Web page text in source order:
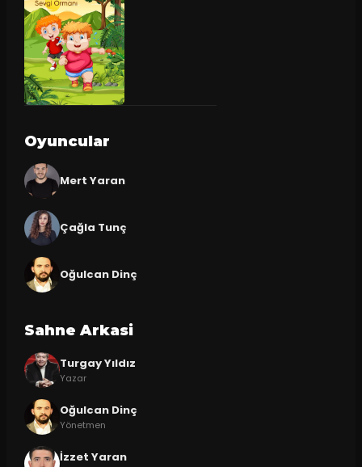
Oyuncular
Mert Yaran
Çağla Tunç
Oğulcan Dinç
Sahne Arkasi
Turgay Yıldız
Yazar
Oğulcan Dinç
Yönetmen
İzzet Yaran